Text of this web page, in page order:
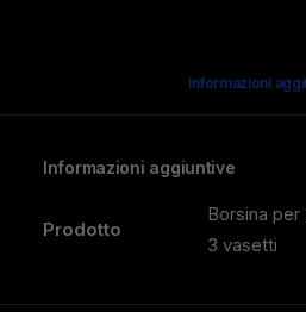
Informazioni
Informazioni aggiuntive
Prodotto
Borsina
3 vasetti